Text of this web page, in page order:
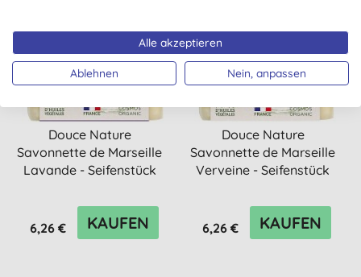
Douce Nature
Savonnette de Marseille
Lavande - Seifenstück
6,26 € KAUFEN
Douce Nature
Savonnette de Marseille
Verveine - Seifenstück
6,26 € KAUFEN
Alle akzeptieren
Ablehnen Nein, anpassen